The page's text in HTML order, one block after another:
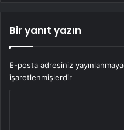
Bir yanıt yazın
E-posta adresiniz
işaretlenmişlerdir